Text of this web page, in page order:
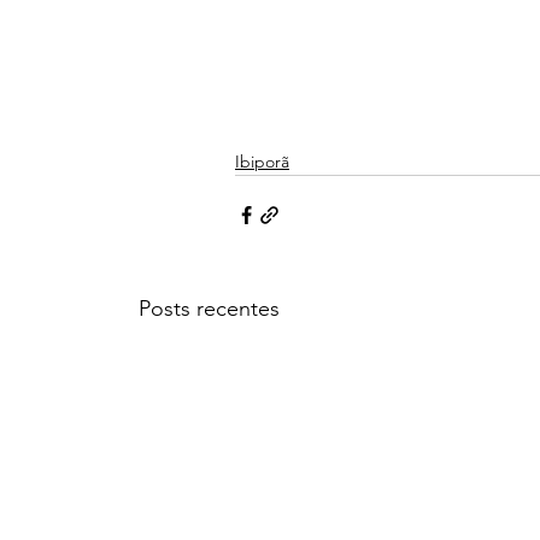
Ibiporã
Posts recentes